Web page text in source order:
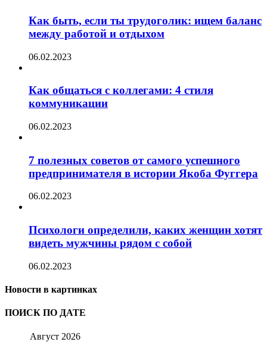
Как быть, если ты трудоголик: ищем баланс
между работой и отдыхом
06.02.2023
Как общаться с коллегами: 4 стиля
коммуникации
06.02.2023
7 полезных советов от самого успешного
предпринимателя в истории Якоба Фуггера
06.02.2023
Психологи определили, каких женщин хотят
видеть мужчины рядом с собой
06.02.2023
Новости в картинках
ПОИСК ПО ДАТЕ
Август 2026